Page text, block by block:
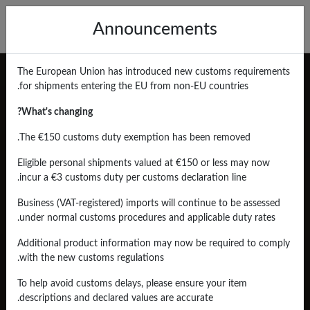
Announcements
The European Union has introduced new customs requirements
for shipments entering the EU from non-EU countries.
What's changing?
The €150 customs duty exemption has been removed.
Eligible personal shipments valued at €150 or less may now
incur a €3 customs duty per customs declaration line.
Business (VAT-registered) imports will continue to be assessed
under normal customs procedures and applicable duty rates.
Additional product information may now be required to comply
with the new customs regulations.
To help avoid customs delays, please ensure your item
descriptions and declared values are accurate.